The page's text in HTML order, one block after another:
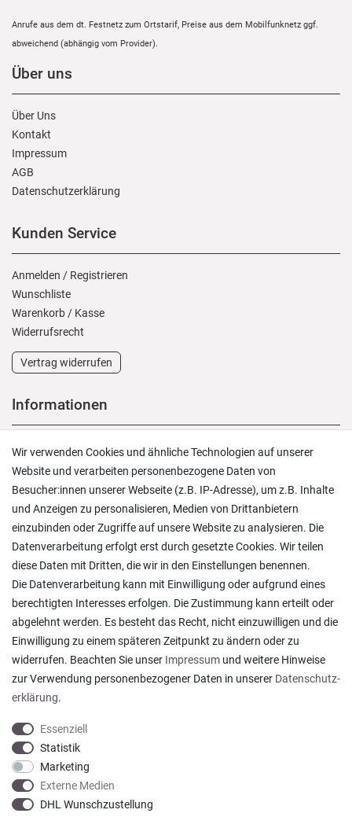
Anrufe aus dem dt. Festnetz zum Ortstarif, Preise aus dem Mobilfunknetz ggf.
abweichend (abhängig vom Provider).
Über uns
Über Uns
Kontakt
Impressum
AGB
Daten­schutz­erklärung
Kunden Service
Anmelden / Registrieren
Wunschliste
Warenkorb / Kasse
Widerrufs­recht
Vertrag widerrufen
Informationen
Versand und Zahlung
Rücksendungen
Lieferung in die Schweiz
Pflegesymbole
Lagerverkauf
Ratgeber & News
Ein einfach toller Service - prompte Lieferung und
sogar mit Pflegehinweis!
Datum der Veröffentlichung: 05.08.2026
Datum der Kauferfahrung: 29.07.2026
922 Bewertungen
Wir verwenden Cookies und ähnliche Technologien auf unserer
Website und verarbeiten personenbezogene Daten von
Besucher:innen unserer Webseite (z.B. IP-Adresse), um z.B. Inhalte
und Anzeigen zu personalisieren, Medien von Drittanbietern
einzubinden oder Zugriffe auf unsere Website zu analysieren. Die
Datenverarbeitung erfolgt erst durch gesetzte Cookies. Wir teilen
diese Daten mit Dritten, die wir in den Einstellungen benennen.
Die Datenverarbeitung kann mit Einwilligung oder aufgrund eines
berechtigten Interesses erfolgen. Die Zustimmung kann erteilt oder
abgelehnt werden. Es besteht das Recht, nicht einzuwilligen und die
Einwilligung zu einem späteren Zeitpunkt zu ändern oder zu
widerrufen. Beachten Sie unser Impressum und weitere Hinweise
zur Verwendung personenbezogener Daten in unserer Daten­schutz­
erklärung.
Essenziell
Statistik
Marketing
Externe Medien
DHL Wunschzustellung